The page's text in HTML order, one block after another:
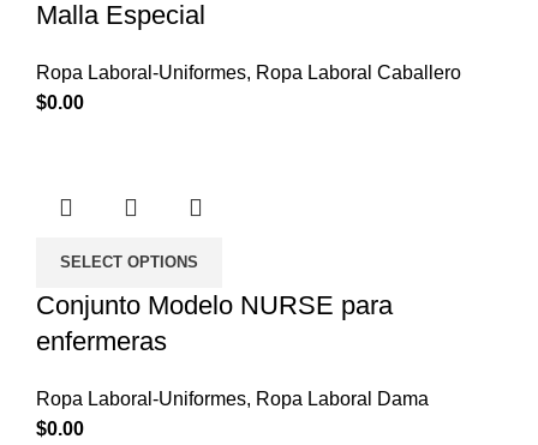
Malla Especial
Ropa Laboral-Uniformes, Ropa Laboral Caballero
$0.00
SELECT OPTIONS
Conjunto Modelo NURSE para
enfermeras
Ropa Laboral-Uniformes, Ropa Laboral Dama
$0.00